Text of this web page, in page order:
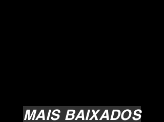
MAIS BAIXADOS